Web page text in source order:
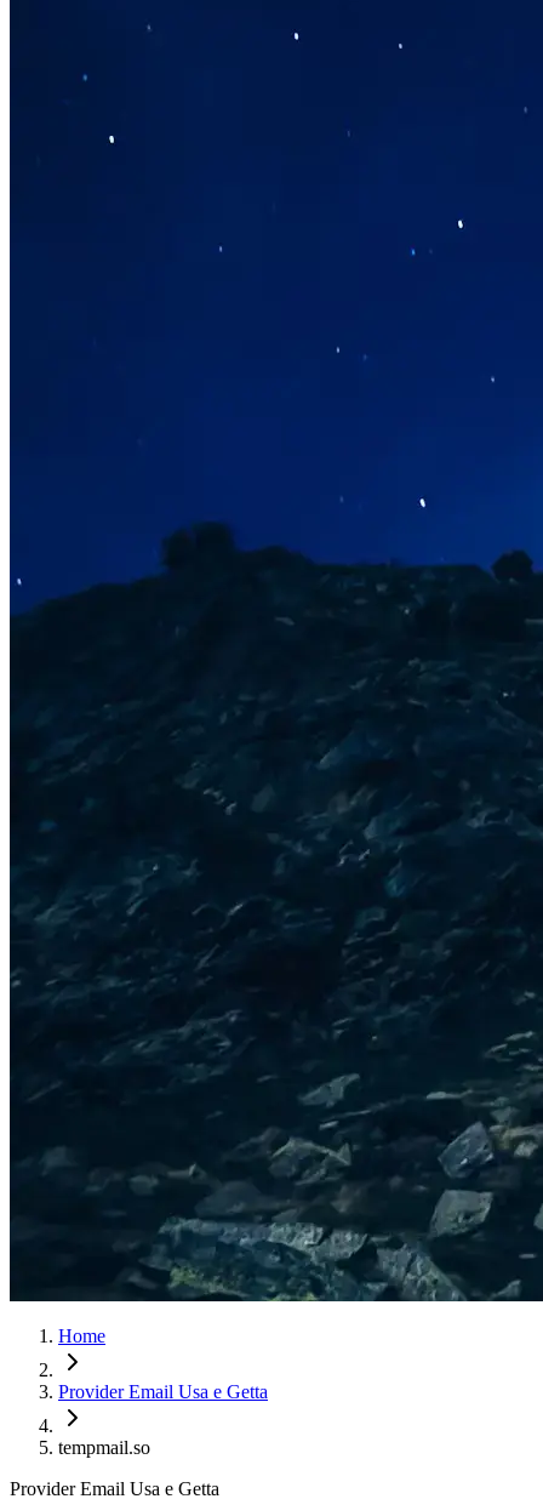
Home
Provider Email Usa e Getta
tempmail.so
Provider Email Usa e Getta